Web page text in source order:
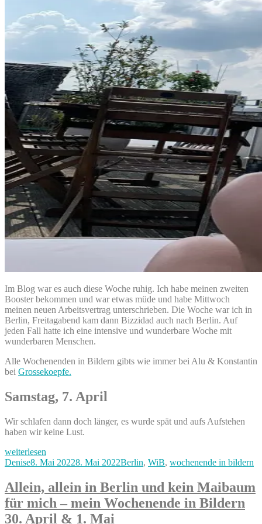
Im Blog war es auch diese Woche ruhig. Ich habe meinen zweiten
Booster bekommen und war etwas müde und habe Mittwoch
meinen neuen Arbeitsvertrag unterschrieben. Die Woche war ich in
Berlin, Freitagabend kam dann Bizzidad auch nach Berlin. Auf
jeden Fall hatte ich eine intensive und wunderbare Woche mit
wunderbaren Menschen.
Alle Wochenenden in Bildern gibts wie immer bei Alu & Konstantin
bei Grossekoepfe.
Samstag, 7. April
Wir schlafen dann doch länger, es wurde spät und aufs Aufstehen
haben wir keine Lust.
„Kinderfreie
Zweisamkeit,
nach
NRW
&
Ananas
weiterlesen
Autor
DeniseVeröffentlicht
8. Mai 20228. Mai 2022Kategorien
Berlin, WiB, wochenende in bildern
Allein, allein in Berlin und kein Maibaum
für mich – mein Wochenende in Bildern
30. April & 1. Mai